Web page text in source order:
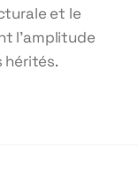
et le
l'amplitude
hérités.